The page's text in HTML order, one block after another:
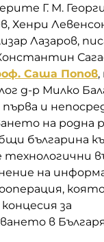
Г. М.
Хенри
Лазаров,
Саша Попов
д-р Милко
първа и
на родна
българина
на
за
в